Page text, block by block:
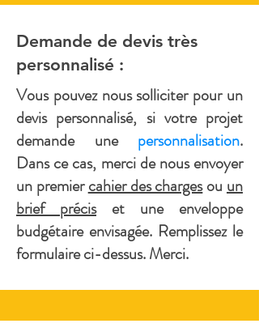
Demande de devis très
personnalisé :
Vous pouvez nous solliciter pour un
devis personnalisé, si votre projet
demande une personnalisation.
Dans ce cas, merci de nous envoyer
un premiercahier des chargesouun
brief préciset une enveloppe
budgétaire envisagée. Remplissez le
formulaire ci-dessus. Merci.